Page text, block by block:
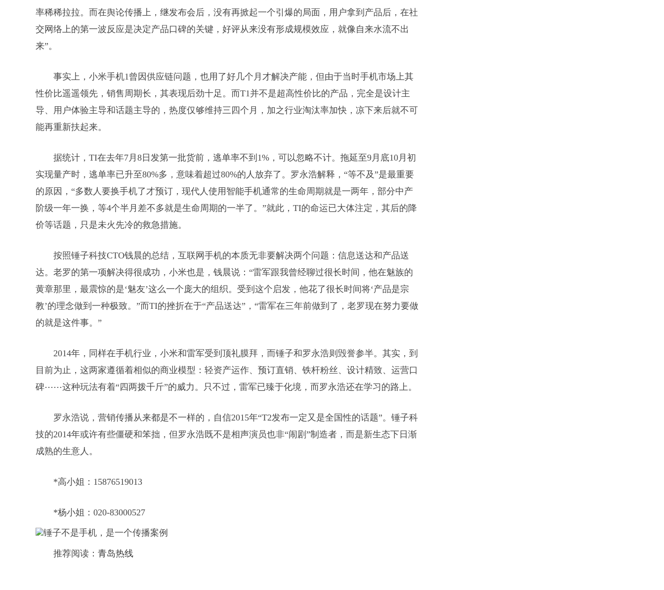
率稀稀拉拉。而在舆论传播上，继发布会后，没有再掀起一个引爆的局面，用户拿到产品后，在社
交网络上的第一波反应是决定产品口碑的关键，好评从来没有形成规模效应，就像自来水流不出
来”。
事实上，小米手机1曾因供应链问题，也用了好几个月才解决产能，但由于当时手机市场上其
性价比遥遥领先，销售周期长，其表现后劲十足。而T1并不是超高性价比的产品，完全是设计主
导、用户体验主导和话题主导的，热度仅够维持三四个月，加之行业淘汰率加快，凉下来后就不可
能再重新扶起来。
据统计，TI在去年7月8日发第一批货前，逃单率不到1%，可以忽略不计。拖延至9月底10月初
实现量产时，逃单率已升至80%多，意味着超过80%的人放弃了。罗永浩解释，“等不及”是最重要
的原因，“多数人要换手机了才预订，现代人使用智能手机通常的生命周期就是一两年，部分中产
阶级一年一换，等4个半月差不多就是生命周期的一半了。”就此，TI的命运已大体注定，其后的降
价等话题，只是未火先冷的救急措施。
按照锤子科技CTO钱晨的总结，互联网手机的本质无非要解决两个问题：信息送达和产品送
达。老罗的第一项解决得很成功，小米也是，钱晨说：“雷军跟我曾经聊过很长时间，他在魅族的
黄章那里，最震惊的是‘魅友’这么一个庞大的组织。受到这个启发，他花了很长时间将‘产品是宗
教’的理念做到一种极致。”而TI的挫折在于“产品送达”，“雷军在三年前做到了，老罗现在努力要做
的就是这件事。”
2014年，同样在手机行业，小米和雷军受到顶礼膜拜，而锤子和罗永浩则毁誉参半。其实，到
目前为止，这两家遵循着相似的商业模型：轻资产运作、预订直销、铁杆粉丝、设计精致、运营口
碑⋯⋯这种玩法有着“四两拨千斤”的威力。只不过，雷军已臻于化境，而罗永浩还在学习的路上。
罗永浩说，营销传播从来都是不一样的，自信2015年“T2发布一定又是全国性的话题”。锤子科
技的2014年或许有些僵硬和笨拙，但罗永浩既不是相声演员也非“闹剧”制造者，而是新生态下日渐
成熟的生意人。
*高小姐：15876519013
*杨小姐：020-83000527
推荐阅读： 青岛热线